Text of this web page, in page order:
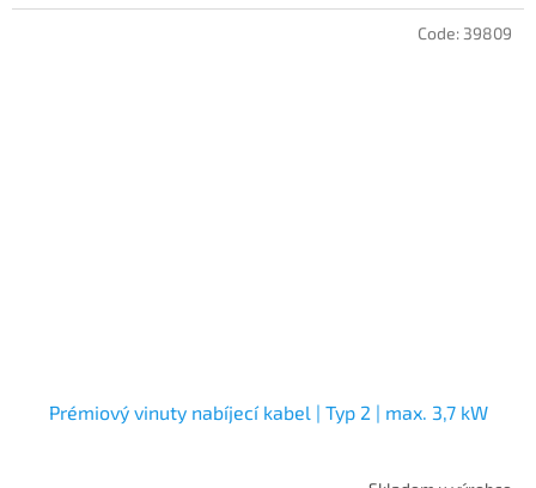
Prémiový vinuty nabíjecí kabel | Typ 2 | max. 3,7 kW
Code: 39809